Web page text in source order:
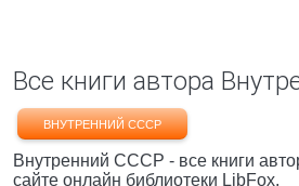
Все книги автора
ВНУТРЕННИЙ СССР
Внутренний СССР - все книги
сайте онлайн библиотеки LibFox.